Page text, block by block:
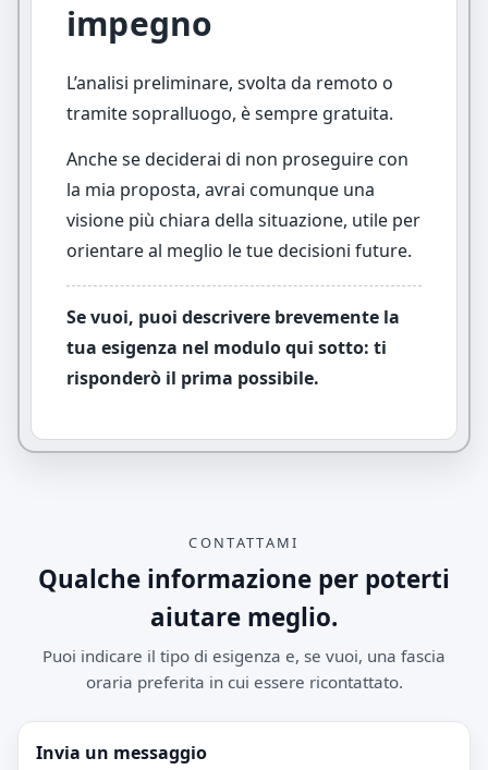
impegno
L’analisi preliminare, svolta da remoto o
tramite sopralluogo, è sempre gratuita.
Anche se deciderai di non proseguire con
la mia proposta, avrai comunque una
visione più chiara della situazione, utile per
orientare al meglio le tue decisioni future.
Se vuoi, puoi descrivere brevemente la
tua esigenza nel modulo qui sotto: ti
risponderò il prima possibile.
CONTATTAMI
Qualche informazione per poterti
aiutare meglio.
Puoi indicare il tipo di esigenza e, se vuoi, una fascia
oraria preferita in cui essere ricontattato.
Invia un messaggio